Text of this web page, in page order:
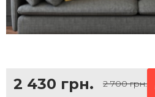
2 430 грн. 2 700 грн.